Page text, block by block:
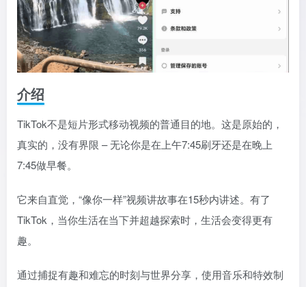
介绍
TikTok不是短片形式移动视频的普通目的地。这是原始的，
真实的，没有界限 – 无论你是在上午7:45刷牙还是在晚上
7:45做早餐。
它来自直觉，“像你一样”视频讲故事在15秒内讲述。有了
TikTok，当你生活在当下并超越探索时，生活会变得更有
趣。
通过捕捉有趣和难忘的时刻与世界分享，使用音乐和特效制